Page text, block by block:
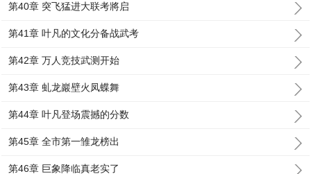
第40章 突飞猛进大联考將启
第41章 叶凡的文化分备战武考
第42章 万人竞技武测开始
第43章 虬龙巖壁火凤蝶舞
第44章 叶凡登场震撼的分数
第45章 全市第一雏龙榜出
第46章 巨象降临真老实了